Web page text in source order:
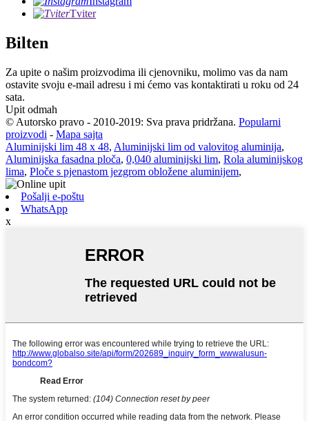
Tviter
Bilten
Za upite o našim proizvodima ili cjenovniku, molimo vas da nam
ostavite svoju e-mail adresu i mi ćemo vas kontaktirati u roku od 24
sata.
Upit odmah
© Autorsko pravo - 2010-2019: Sva prava pridržana. Popularni
proizvodi - Mapa sajta
Aluminijski lim 48 x 48, Aluminijski lim od valovitog aluminija,
Aluminijska fasadna ploča, 0,040 aluminijski lim, Rola aluminijskog
lima, Ploče s pjenastom jezgrom obložene aluminijem,
Pošalji e-poštu
WhatsApp
x